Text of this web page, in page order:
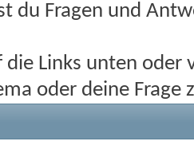
du Fragen und
die Links unten
oder deine Frage